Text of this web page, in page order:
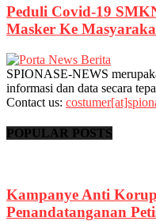
Peduli Covid-19
Masker Ke
SPIONASE-NEWS
informasi dan data secara
Contact us:
POPULAR POSTS
Kampanye Anti
Penandatanganan